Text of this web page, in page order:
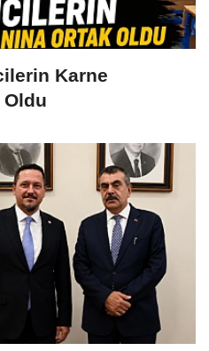
Karne
Oldu